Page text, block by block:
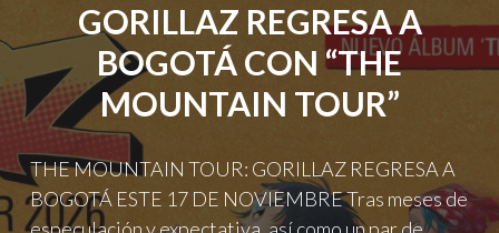
GORILLAZ REGRESA A
BOGOTÁ CON “THE
MOUNTAIN TOUR”
THE MOUNTAIN TOUR: GORILLAZ REGRESA A
BOGOTÁ ESTE 17 DE NOVIEMBRE Tras meses de